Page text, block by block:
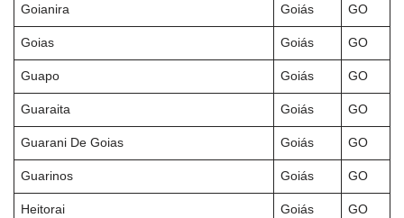
Goianira Goiás GO
Goias Goiás GO
Guapo Goiás GO
Guaraita Goiás GO
Guarani De Goias Goiás GO
Guarinos Goiás GO
Heitorai Goiás GO